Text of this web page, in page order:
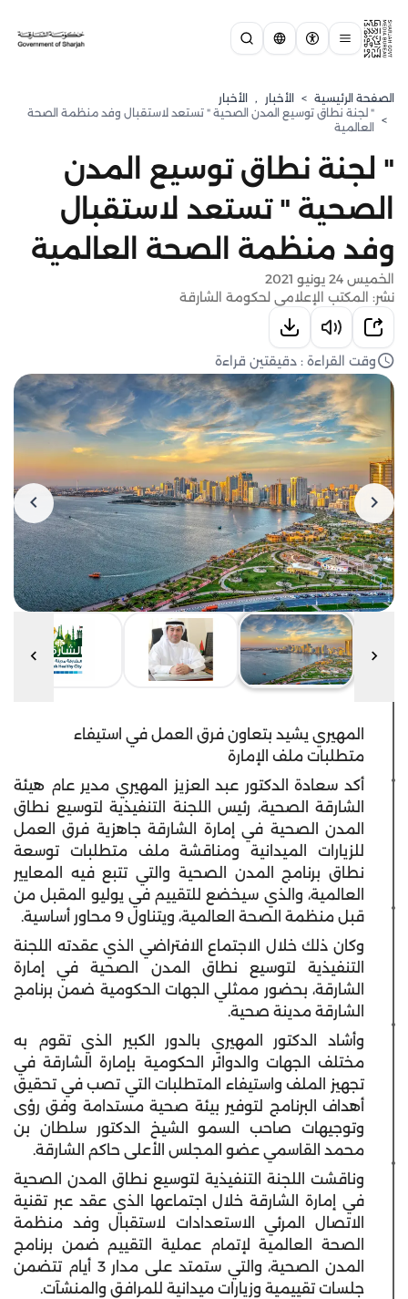
الصفحة الرئيسية > الأخبار , الأخبار
>
" لجنة نطاق توسيع المدن الصحية " تستعد لاستقبال وفد منظمة الصحة
العالمية
" لجنة نطاق توسيع المدن
الصحية " تستعد لاستقبال
وفد منظمة الصحة العالمية
الخميس 24 يونيو 2021
نشر: المكتب الإعلامي لحكومة الشارقة
وقت القراءة : دقيقتين قراءة
المهيري يشيد بتعاون فرق العمل في استيفاء
متطلبات ملف الإمارة
أكد سعادة الدكتور عبد العزيز المهيري مدير عام هيئة
الشارقة الصحية، رئيس اللجنة التنفيذية لتوسيع نطاق
المدن الصحية في إمارة الشارقة جاهزية فرق العمل
للزيارات الميدانية ومناقشة ملف متطلبات توسعة
نطاق برنامج المدن الصحية والتي تتبع فيه المعايير
العالمية، والذي سيخضع للتقييم في يوليو المقبل من
قبل منظمة الصحة العالمية، ويتناول 9 محاور أساسية.
وكان ذلك خلال الاجتماع الافتراضي الذي عقدته اللجنة
التنفيذية لتوسيع نطاق المدن الصحية في إمارة
الشارقة، بحضور ممثلي الجهات الحكومية ضمن برنامج
الشارقة مدينة صحية.
وأشاد الدكتور المهيري بالدور الكبير الذي تقوم به
مختلف الجهات والدوائر الحكومية بإمارة الشارقة في
تجهيز الملف واستيفاء المتطلبات التي تصب في تحقيق
أهداف البرنامج لتوفير بيئة صحية مستدامة وفق رؤى
وتوجيهات صاحب السمو الشيخ الدكتور سلطان بن
محمد القاسمي عضو المجلس الأعلى حاكم الشارقة.
وناقشت اللجنة التنفيذية لتوسيع نطاق المدن الصحية
في إمارة الشارقة خلال اجتماعها الذي عقد عبر تقنية
الاتصال المرئي الاستعدادات لاستقبال وفد منظمة
الصحة العالمية لإتمام عملية التقييم ضمن برنامج
المدن الصحية، والتي ستمتد على مدار 3 أيام تتضمن
جلسات تقييمية وزيارات ميدانية للمرافق والمنشآت.